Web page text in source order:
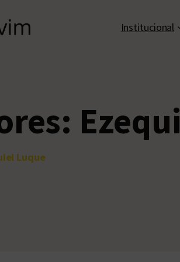
Institucional
Luque